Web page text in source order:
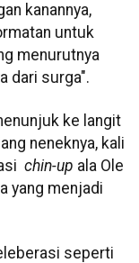
kanannya,
untuk
menurutnya
dari surga".
ke langit
neneknya, kali
chin-up ala Ole
yang menjadi
seperti